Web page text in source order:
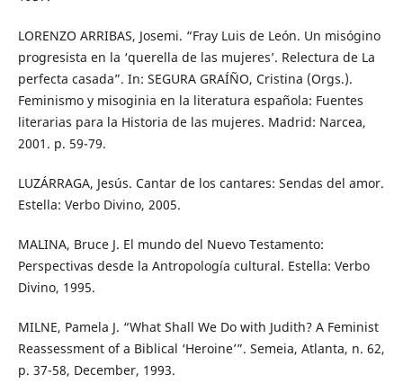
LORENZO ARRIBAS, Josemi. “Fray Luis de León. Un misógino
progresista en la ‘querella de las mujeres’. Relectura de La
perfecta casada”. In: SEGURA GRAÍÑO, Cristina (Orgs.).
Feminismo y misoginia en la literatura española: Fuentes
literarias para la Historia de las mujeres. Madrid: Narcea,
2001. p. 59-79.
LUZÁRRAGA, Jesús. Cantar de los cantares: Sendas del amor.
Estella: Verbo Divino, 2005.
MALINA, Bruce J. El mundo del Nuevo Testamento:
Perspectivas desde la Antropología cultural. Estella: Verbo
Divino, 1995.
MILNE, Pamela J. “What Shall We Do with Judith? A Feminist
Reassessment of a Biblical ‘Heroine’”. Semeia, Atlanta, n. 62,
p. 37-58, December, 1993.